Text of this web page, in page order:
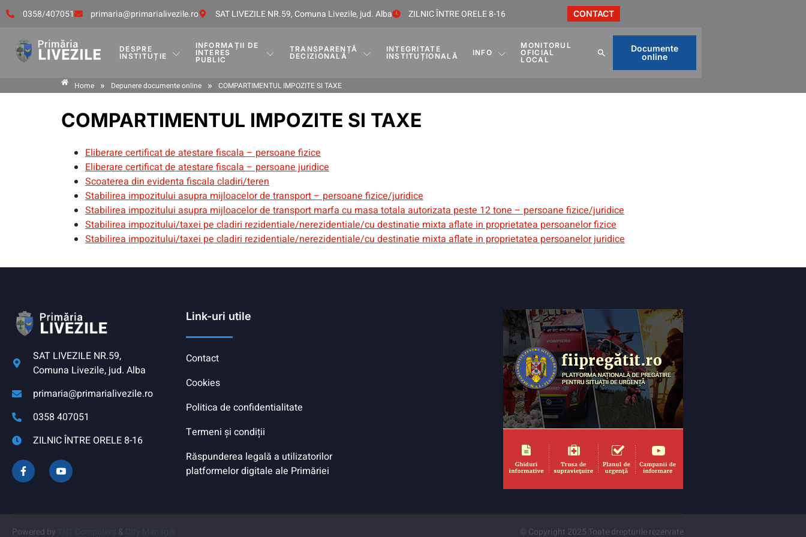
0358/407051 primaria@primarialivezile.ro SAT LIVEZILE NR.59, Comuna Livezile, jud. Alba ZILNIC ÎNTRE ORELE 8-16 CONTACT
DESPRE
INSTITUȚIE
INFORMAȚII DE
INTERES
PUBLIC
TRANSPARENȚĂ
DECIZIONALĂ
INTEGRITATE
INSTITUȚIONALĂ
INFO
MONITORUL
OFICIAL
LOCAL
Documente
online
Home » Depunere documente online » COMPARTIMENTUL IMPOZITE SI TAXE
COMPARTIMENTUL IMPOZITE SI TAXE
Eliberare certificat de atestare fiscala – persoane fizice
Eliberare certificat de atestare fiscala – persoane juridice
Scoaterea din evidenta fiscala cladiri/teren
Stabilirea impozitului asupra mijloacelor de transport – persoane fizice/juridice
Stabilirea impozitului asupra mijloacelor de transport marfa cu masa totala autorizata peste 12 tone – persoane fizice/juridice
Stabilirea impozitului/taxei pe cladiri rezidentiale/nerezidentiale/cu destinatie mixta aflate in proprietatea persoanelor fizice
Stabilirea impozitului/taxei pe cladiri rezidentiale/nerezidentiale/cu destinatie mixta aflate in proprietatea persoanelor juridice
SAT LIVEZILE NR.59,
Comuna Livezile, jud. Alba
primaria@primarialivezile.ro
0358 407051
ZILNIC ÎNTRE ORELE 8-16
Link-uri utile
Contact
Cookies
Politica de confidentialitate
Termeni și condiții
Răspunderea legală a utilizatorilor
platformelor digitale ale Primăriei
Powered by TNT Computers & City Manager © Copyright 2025 Toate drepturile rezervate